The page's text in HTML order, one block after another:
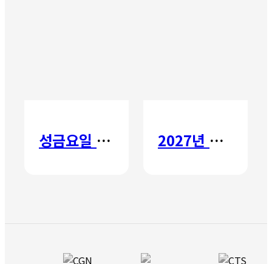
성금요일 칸타타 2027년 갈보리 어학원 유치부 신입생 모집